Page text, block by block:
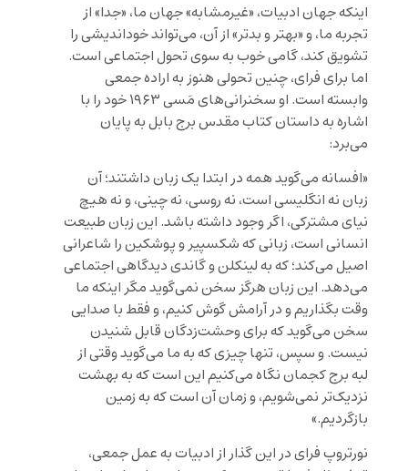
اینکه جهان ادبیات، «غیرمشابه» جهان ما، «جدا» از
تجربه ما، و «بهتر و بدتر» از آن، می‌تواند خوداندیشی را
تشویق کند، گامی خوب به سوی تحول اجتماعی است.
اما برای فرای، چنین تحولی هنوز به اراده جمعی
وابسته است. او سخنرانی‌های مَسی ۱۹۶۳ خود را با
اشاره به داستان کتاب مقدس برج بابل به پایان
می‌برد:
«افسانه می‌گوید همه در ابتدا یک زبان داشتند؛ آن
زبان نه انگلیسی است، نه روسی، نه چینی، و نه هیچ
نیای مشترکی، اگر وجود داشته باشد. این زبان طبیعت
انسانی است، زبانی که شکسپیر و پوشکین را شاعرانی
اصیل می‌کند؛ که به لینکلن و گاندی دیدگاهی اجتماعی
می‌دهد. این زبان هرگز سخن نمی‌گوید مگر اینکه ما
وقت بگذاریم و در آرامش گوش کنیم، و فقط با صدایی
سخن می‌گوید که برای وحشت‌زدگان قابل شنیدن
نیست. و سپس، تنها چیزی که به ما می‌گوید وقتی از
لبه برج کجمان نگاه می‌کنیم این است که به بهشت
نزدیک‌تر نمی‌شویم، و زمان آن است که به زمین
بازگردیم.»
نورتروپ فرای در این گذار از ادبیات به عمل جمعی،